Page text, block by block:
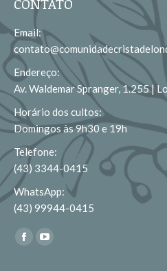
Email:
Endereço:
Av. Waldemar Spranger, 1.255 |
Horário dos cultos:
Domingos às 9h30 e 19h
Telefone:
(43) 3344-0415
WhatsApp:
(43) 99944-0415
Encontre-nos em:
Facebook